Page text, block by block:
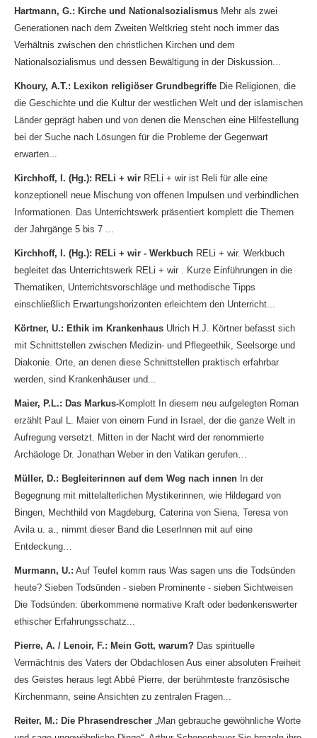
Hartmann, G.: Kirche und Nationalsozialismus Mehr als zwei
Generationen nach dem Zweiten Weltkrieg steht noch immer das
Verhältnis zwischen den christlichen Kirchen und dem
Nationalsozialismus und dessen Bewältigung in der Diskussion...
Khoury, A.T.: Lexikon religiöser Grundbegriffe Die Religionen, die
die Geschichte und die Kultur der westlichen Welt und der islamischen
Länder geprägt haben und von denen die Menschen eine Hilfestellung
bei der Suche nach Lösungen für die Probleme der Gegenwart
erwarten...
Kirchhoff, I. (Hg.): RELi + wir RELi + wir ist Reli für alle eine
konzeptionell neue Mischung von offenen Impulsen und verbindlichen
Informationen. Das Unterrichtswerk präsentiert komplett die Themen
der Jahrgänge 5 bis 7 ...
Kirchhoff, I. (Hg.): RELi + wir - Werkbuch RELi + wir. Werkbuch
begleitet das Unterrichtswerk RELi + wir . Kurze Einführungen in die
Thematiken, Unterrichtsvorschläge und methodische Tipps
einschließlich Erwartungshorizonten erleichtern den Unterricht...
Körtner, U.: Ethik im Krankenhaus Ulrich H.J. Körtner befasst sich
mit Schnittstellen zwischen Medizin- und Pflegeethik, Seelsorge und
Diakonie. Orte, an denen diese Schnittstellen praktisch erfahrbar
werden, sind Krankenhäuser und...
Maier, P.L.: Das Markus-Komplott In diesem neu aufgelegten Roman
erzählt Paul L. Maier von einem Fund in Israel, der die ganze Welt in
Aufregung versetzt. Mitten in der Nacht wird der renommierte
Archäologe Dr. Jonathan Weber in den Vatikan gerufen…
Müller, D.: Begleiterinnen auf dem Weg nach innen In der
Begegnung mit mittelalterlichen Mystikerinnen, wie Hildegard von
Bingen, Mechthild von Magdeburg, Caterina von Siena, Teresa von
Avila u. a., nimmt dieser Band die LeserInnen mit auf eine
Entdeckung…
Murmann, U.: Auf Teufel komm raus Was sagen uns die Todsünden
heute? Sieben Todsünden - sieben Prominente - sieben Sichtweisen
Die Todsünden: überkommene normative Kraft oder bedenkenswerter
ethischer Erfahrungsschatz...
Pierre, A. / Lenoir, F.: Mein Gott, warum? Das spirituelle
Vermächtnis des Vaters der Obdachlosen Aus einer absoluten Freiheit
des Geistes heraus legt Abbé Pierre, der berühmteste französische
Kirchenmann, seine Ansichten zu zentralen Fragen...
Reiter, M.: Die Phrasendrescher „Man gebrauche gewöhnliche Worte